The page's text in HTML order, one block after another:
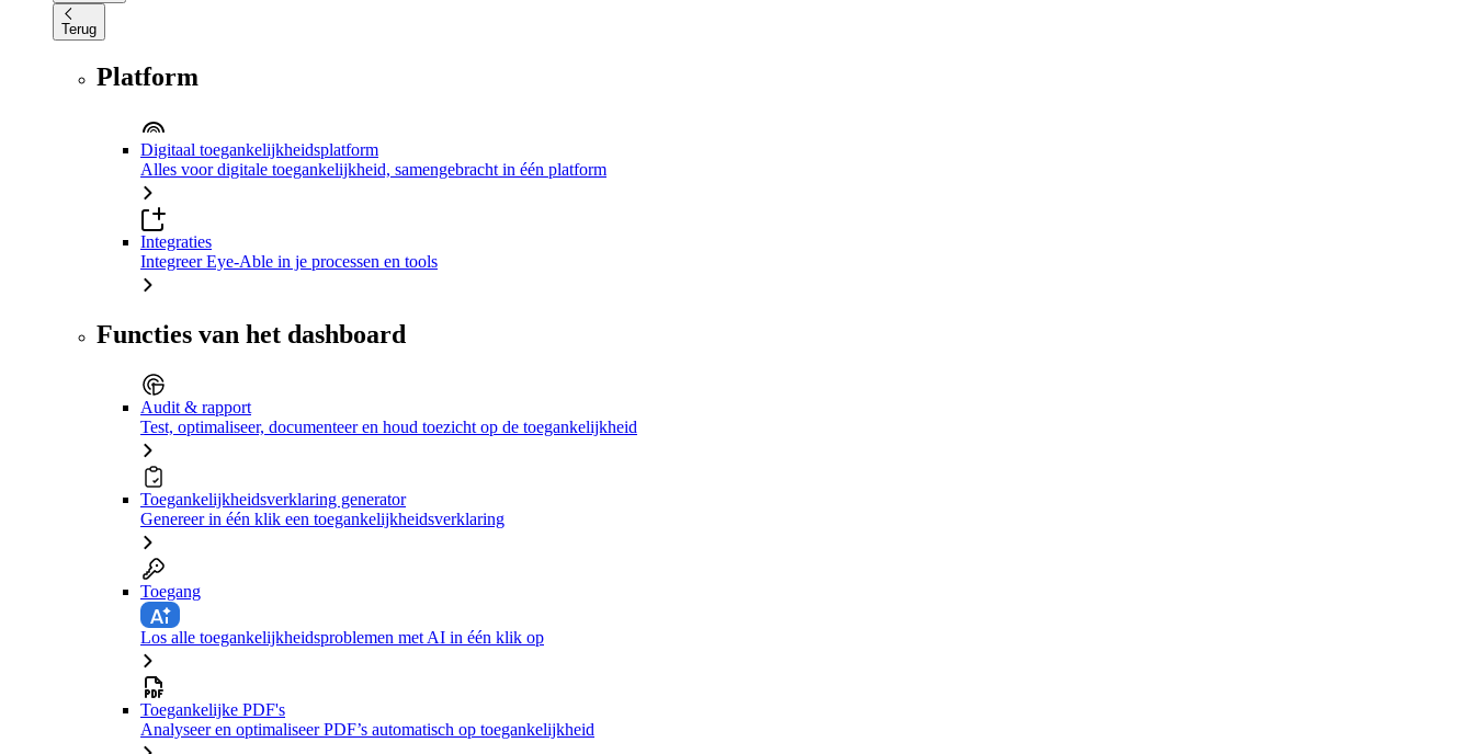
Terug
Platform
Digitaal toegankelijkheidsplatform
Alles voor digitale toegankelijkheid, samengebracht in één platform
Integraties
Integreer Eye-Able in je processen en tools
Functies van het dashboard
Audit & rapport
Test, optimaliseer, documenteer en houd toezicht op de toegankelijkheid
Toegankelijkheidsverklaring generator
Genereer in één klik een toegankelijkheidsverklaring
Toegang
Los alle toegankelijkheidsproblemen met AI in één klik op
Toegankelijke PDF's
Analyseer en optimaliseer PDF’s automatisch op toegankelijkheid